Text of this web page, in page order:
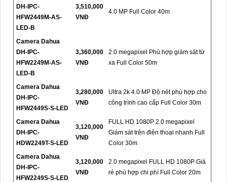
DH-IPC-
HFW2449M-AS-
LED-B
3,510,000
VNĐ
4.0 MP Full Color 40m
Camera Dahua
DH-IPC-
HFW2249M-AS-
LED-B
3,360,000
VNĐ
2.0 megapixel Phù hợp giám sát từ
xa Full Color 50m
Camera Dahua
DH-IPC-
HFW2449S-S-LED
3,280,000
VNĐ
Ultra 2k 4.0 MP Độ nét phù hợp cho
công trình cao cấp Full Color 30m
Camera Dahua
DH-IPC-
HDW2249T-S-LED
3,120,000
VNĐ
FULL HD 1080P 2.0 megapixel
Giám sát trên điện thoại nhanh Full
Color 30m
Camera Dahua
DH-IPC-
HFW2249S-S-LED
3,120,000
VNĐ
2.0 megapixel FULL HD 1080P Giá
rẻ phù hợp chi phí Full Color 20m